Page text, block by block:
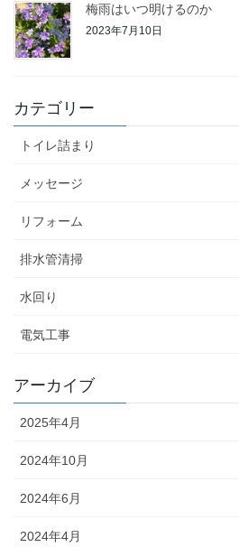
梅雨はいつ明けるのか
2023年7月10日
カテゴリー
トイレ詰まり
メッセージ
リフォーム
排水管清掃
水回り
電気工事
アーカイブ
2025年4月
2024年10月
2024年6月
2024年4月